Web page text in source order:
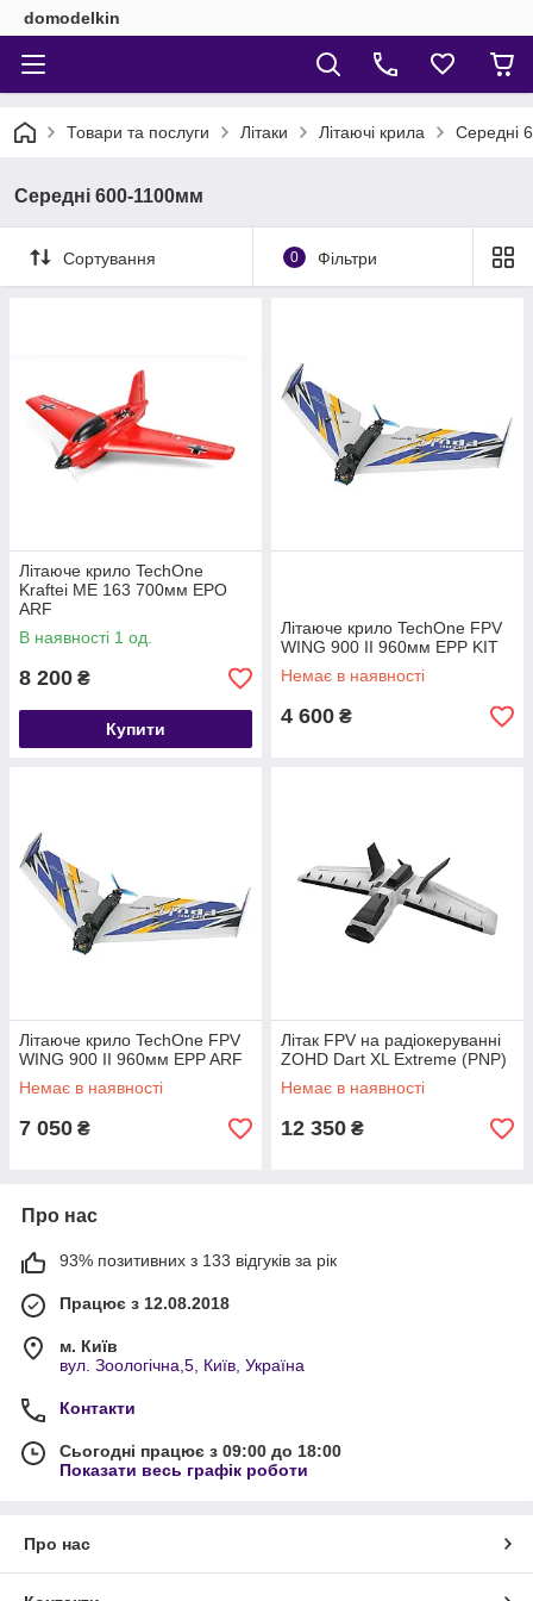
domodelkin
Товари та послуги Літаки Літаючі крила Середні
Середні 600-1100мм
Сортування 0 Фільтри
Літаюче крило TechOne
Kraftei ME 163 700мм EPO
ARF
В наявності 1 од.
8 200 ₴
Купити
Літаюче крило TechOne FPV
WING 900 II 960мм EPP KIT
Немає в наявності
4 600 ₴
Літаюче крило TechOne FPV
WING 900 II 960мм EPP ARF
Немає в наявності
7 050 ₴
Літак FPV на радіокеруванні
ZOHD Dart XL Extreme (PNP)
Немає в наявності
12 350 ₴
Про нас
93% позитивних з 133 відгуків за рік
Працює з 12.08.2018
м. Київ
вул. Зоологічна,5, Київ, Україна
Контакти
Сьогодні працює з 09:00 до 18:00
Показати весь графік роботи
Про нас